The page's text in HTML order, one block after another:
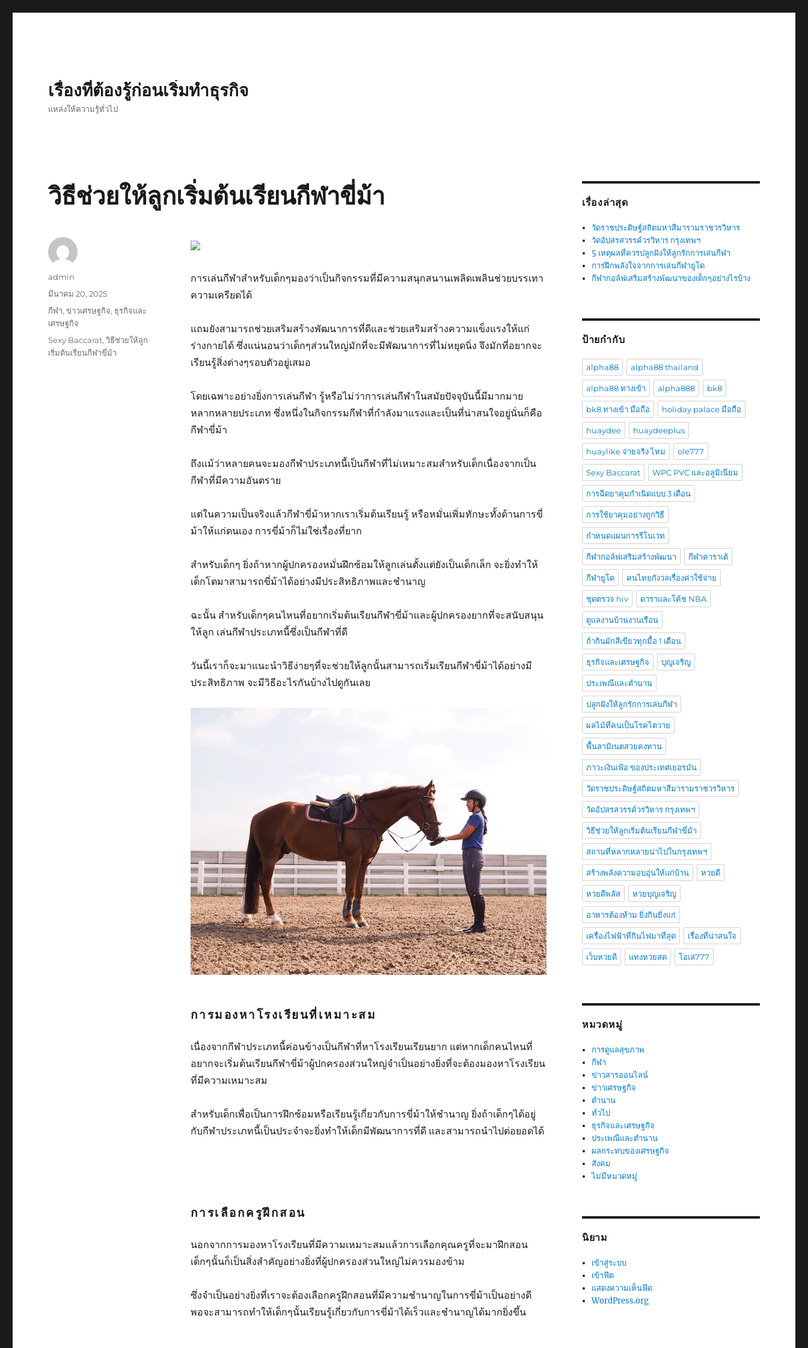
เรื่องที่ต้องรู้ก่อนเริ่มทำธุรกิจ
แหล่งให้ความรู้ทั่วไป
วิธีช่วยให้ลูกเริ่มต้นเรียนกีฬาขี่ม้า
การเล่นกีฬาสำหรับเด็กๆมองว่าเป็นกิจกรรมที่มีความสนุกสนานเพลิดเพลินช่วยบรรเทา
ความเครียดได้
แถมยังสามารถช่วยเสริมสร้างพัฒนาการที่ดีและช่วยเสริมสร้างความแข็งแรงให้แก่
ร่างกายได้ ซึ่งแน่นอนว่าเด็กๆส่วนใหญ่มักที่จะมีพัฒนาการที่ไม่หยุดนิ่ง จึงมักที่อยากจะ
เรียนรู้สิ่งต่างๆรอบตัวอยู่เสมอ
โดยเฉพาะอย่างยิ่งการเล่นกีฬา รู้หรือไม่ว่าการเล่นกีฬาในสมัยปัจจุบันนี้มีมากมาย
หลากหลายประเภท ซึ่งหนึ่งในกิจกรรมกีฬาที่กำลังมาแรงและเป็นที่น่าสนใจอยู่นั่นก็คือ
กีฬาขี่ม้า
ถึงแม้ว่าหลายคนจะมองกีฬาประเภทนี้เป็นกีฬาที่ไม่เหมาะสมสำหรับเด็กเนื่องจากเป็น
กีฬาที่มีความอันตราย
แต่ในความเป็นจริงแล้วกีฬาขี่ม้าหากเราเริ่มต้นเรียนรู้ หรือหมั่นเพิ่มทักษะทั้งด้านการขี่
ม้าให้แก่ตนเอง การขี่ม้าก็ไม่ใช่เรื่องที่ยาก
สำหรับเด็กๆ ยิ่งถ้าหากผู้ปกครองหมั่นฝึกซ้อมให้ลูกเล่นตั้งแต่ยังเป็นเด็กเล็ก จะยิ่งทำให้
เด็กโตมาสามารถขี่ม้าได้อย่างมีประสิทธิภาพและชำนาญ
ฉะนั้น สำหรับเด็กๆคนไหนที่อยากเริ่มต้นเรียนกีฬาขี่ม้าและผู้ปกครองยากที่จะสนับสนุน
ให้ลูก เล่นกีฬาประเภทนี้ซึ่งเป็นกีฬาที่ดี
วันนี้เราก็จะมาแนะนำวิธีง่ายๆที่จะช่วยให้ลูกนั้นสามารถเริ่มเรียนกีฬาขี่ม้าได้อย่างมี
ประสิทธิภาพ จะมีวิธีอะไรกันบ้างไปดูกันเลย
การมองหาโรงเรียนที่เหมาะสม
เนื่องจากกีฬาประเภทนี้ค่อนข้างเป็นกีฬาที่หาโรงเรียนเรียนยาก แต่หากเด็กคนไหนที่
อยากจะเริ่มต้นเรียนกีฬาขี่ม้าผู้ปกครองส่วนใหญ่จำเป็นอย่างยิ่งที่จะต้องมองหาโรงเรียน
ที่มีความเหมาะสม
สำหรับเด็กเพื่อเป็นการฝึกซ้อมหรือเรียนรู้เกี่ยวกับการขี่ม้าให้ชำนาญ ยิ่งถ้าเด็กๆได้อยู่
กับกีฬาประเภทนี้เป็นประจำจะยิ่งทำให้เด็กมีพัฒนาการที่ดี และสามารถนำไปต่อยอดได้
การเลือกครูฝึกสอน
นอกจากการมองหาโรงเรียนที่มีความเหมาะสมแล้วการเลือกคุณครูที่จะมาฝึกสอน
เด็กๆนั้นก็เป็นสิ่งสำคัญอย่างยิ่งที่ผู้ปกครองส่วนใหญ่ไม่ควรมองข้าม
ซึ่งจำเป็นอย่างยิ่งที่เราจะต้องเลือกครูฝึกสอนที่มีความชำนาญในการขี่ม้าเป็นอย่างดี
พอจะสามารถทำให้เด็กๆนั้นเรียนรู้เกี่ยวกับการขี่ม้าได้เร็วและชำนาญได้มากยิ่งขึ้น
ผู้
เขียน
admin
เขียน
เมื่อ
มีนาคม 20, 2025
หมวด
หมู่
กีฬา,ข่าวเศรษฐกิจ, ธุรกิจและ
เศรษฐกิจ
ป้าย
กำกับ
Sexy Baccarat,วิธีช่วยให้ลูก
เริ่มต้นเรียนกีฬาขี่ม้า
เรื่องล่าสุด
วัดราชประดิษฐ์สถิตมหาสีมารามราชวรวิหาร
วัดอัปสรสวรรค์วรวิหาร กรุงเทพฯ
5 เหตุผลที่ควรปลูกฝังให้ลูกรักการเล่นกีฬา
การฝึกพลังใจจากการเล่นกีฬายูโด
กีฬากอล์ฟเสริมสร้างพัฒนาของเด็กๆอย่างไรบ้าง
ป้ายกำกับ
alpha88 alpha88 thailand
alpha88 ทางเข้า alpha888 bk8
bk8 ทางเข้า มือถือ holiday palace มือถือ
huaydee huaydeeplus
huaylike จ่ายจริง ไหม ole777
Sexy Baccarat WPC PVC และอลูมิเนียม
การฉีดยาคุมกำเนิดแบบ 3 เดือน
การใช้ยาคุมอย่างถูกวิธี
กำหนดแผนการรีโนเวท
กีฬากอล์ฟเสริมสร้างพัฒนา กีฬาคาราเต้
กีฬายูโด คนไทยกังวลเรื่องค่าใช้จ่าย
ชุดตรวจ hiv ดาราและโค้ช NBA
ดูแลงานบ้านงานเรือน
ถ้ากินผักสีเขียวทุกมื้อ 1 เดือน
ธุรกิจและเศรษฐกิจ บุญเจริญ
ประเพณีและตำนาน
ปลูกฝังให้ลูกรักการเล่นกีฬา
ผลไม้ที่คนเป็นโรคไตวาย
พื้นลามิเนตสวยคงทาน
ภาวะเงินเฟ้อ ของประเทศเยอรมัน
วัดราชประดิษฐ์สถิตมหาสีมารามราชวรวิหาร
วัดอัปสรสวรรค์วรวิหาร กรุงเทพฯ
วิธีช่วยให้ลูกเริ่มต้นเรียนกีฬาขี่ม้า
สถานที่หลากหลายน่าไปในกรุงเทพฯ
สร้างพลังความอบอุ่นให้แก่บ้าน หวยดี
หวยดีพลัส หวยบุญเจริญ
อาหารต้องห้าม ยิ่งกินยิ่งแก่
เครื่องไฟฟ้าที่กินไฟมาที่สุด เรื่องที่น่าสนใจ
เว็บหวยดี แทงหวยสด โอเล่777
หมวดหมู่
การดูแลสุขภาพ
กีฬา
ข่าวสารออนไลน์
ข่าวเศรษฐกิจ
ตำนาน
ทั่วไป
ธุรกิจและเศรษฐกิจ
ประเพณีและตำนาน
ผลกระทบของเศรษฐกิจ
สังคม
ไม่มีหมวดหมู่
นิยาม
เข้าสู่ระบบ
เข้าฟีด
แสดงความเห็นฟีด
WordPress.org